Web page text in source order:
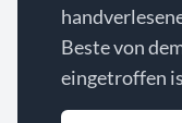
Beste von
eingetroffen